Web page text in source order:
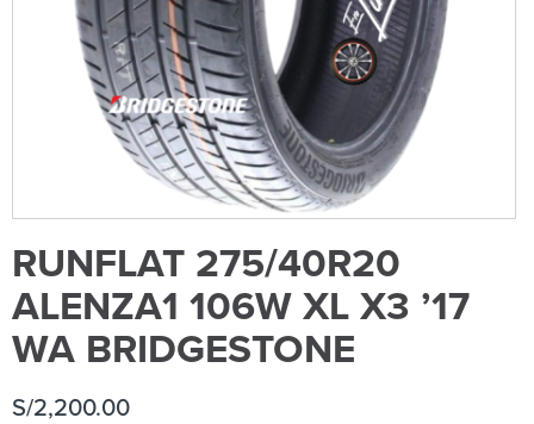
RUNFLAT 275/40R20
ALENZA1 106W XL X3 ’17
WA BRIDGESTONE
S/2,200.00